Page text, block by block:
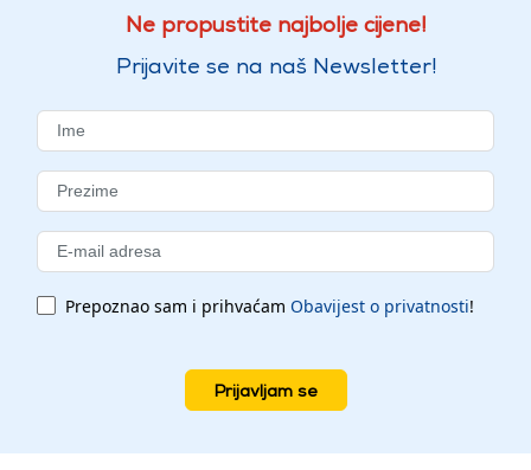
Ne propustite najbolje cijene!
Prijavite se na naš Newsletter!
Prepoznao sam i prihvaćam Obavijest o privatnosti!
Prijavljam se